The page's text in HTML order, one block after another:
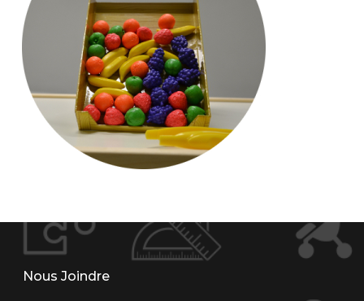
Nous Joindre